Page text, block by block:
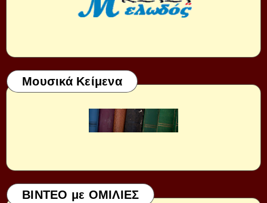
Μουσικά Κείμενα
ΒΙΝΤΕΟ με ΟΜΙΛΙΕΣ